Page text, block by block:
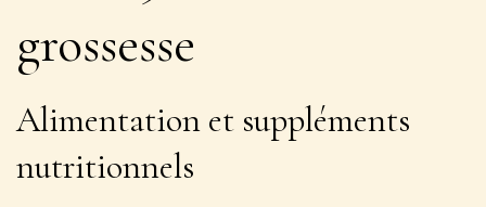
grossesse
Alimentation et suppléments
nutritionnels